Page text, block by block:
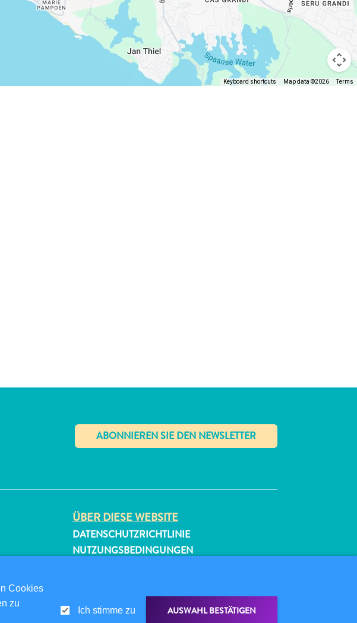
Keyboard shortcuts Map data ©2026 Terms
✕
ÜBER DIESE WEBSITE
DATENSCHUTZRICHTLINIE
NUTZUNGSBEDINGUNGEN
Cookies
zu
Ich stimme zu AUSWAHL BESTÄTIGEN